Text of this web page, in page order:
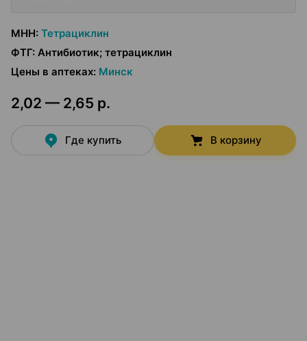
МНН: Тетрациклин
ФТГ: Антибиотик; тетрациклин
Цены в аптеках: Минск
2,02 — 2,65 р.
Где купить В корзину